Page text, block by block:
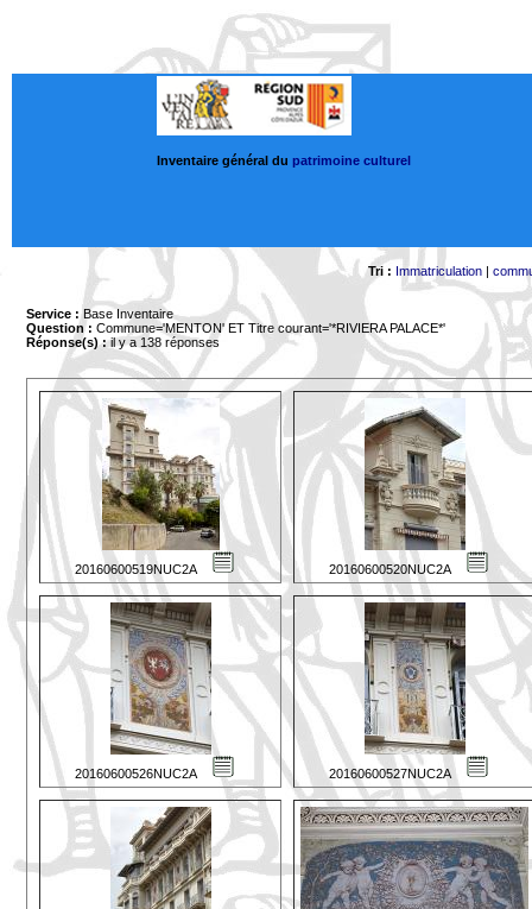
Inventaire général du patrimoine culturel
Tri : Immatriculation|
Service : Base Inventaire
Question : Commune='MENTON' ET Titre courant='*RIVIERA PALACE*'
Réponse(s) :il y a 138 réponses
20160600519NUC2A 20160600520NUC2A
20160600526NUC2A 20160600527NUC2A